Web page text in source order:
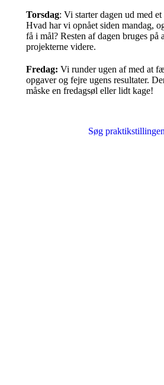
Torsdag: Vi starter dagen ud med
Hvad har vi opnået siden mandag,
få i mål? Resten af dagen bruges
projekterne videre.
Fredag: Vi runder ugen af med at
opgaver og fejre ugens resultater.
måske en fredagsøl eller lidt kage!
Søg